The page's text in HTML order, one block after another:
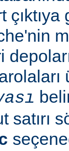
çıktıya
satırı